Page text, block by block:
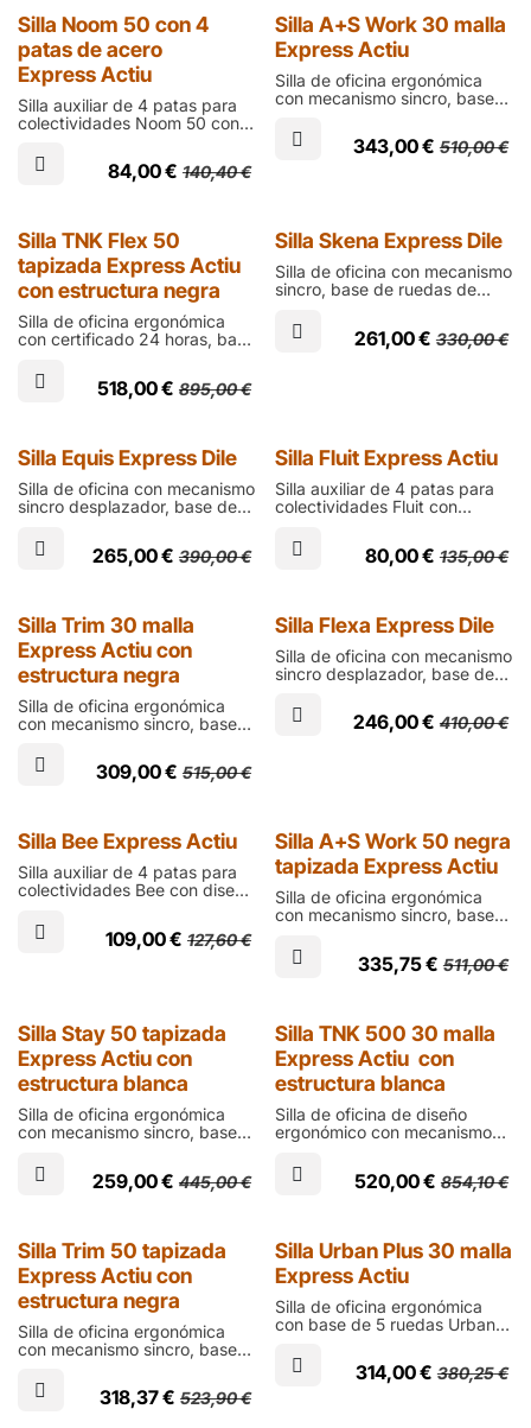
aluminizado
Express
Silla Noom 50 con 4
patas de acero
Express Actiu
Silla auxiliar de 4 patas para
colectividades Noom 50 con
polipropileno y fibra de vidrio
en 7 colores, brazos
84,00€ 140,40€
Express
Silla A+S Work 30 malla
Express Actiu
Silla de oficina ergonómica
con mecanismo sincro, base
carcasa negra, asiento de
espuma inyectada tapizado
343,00€ 510,00€
Express
Silla TNK Flex 50
tapizada Express Actiu
con estructura negra
Silla de oficina ergonómica
con certificado 24 horas, base
asiento de espuma inyectada
y respaldo con cabecero y
negra
518,00€ 895,00€
Express
Silla Skena Express Dile
Silla de oficina con mecanismo
sincro, base de ruedas de
respaldo de diseño con malla
ergonómica y asiento de
261,00€ 330,00€
Express
Silla Equis Express Dile
Silla de oficina con mecanismo
sincro desplazador, base de
negra, respaldo de diseño con
malla ergonómica y soporte
265,00€ 390,00€
Express
Silla Fluit Express Actiu
Silla auxiliar de 4 patas para
colectividades Fluit con
en polipropileno y fibra de
vidrio 100% reciclado
80,00€ 135,00€
Express
Silla Trim 30 malla
Express Actiu con
estructura negra
Silla de oficina ergonómica
con mecanismo sincro, base
carcasa negra, asiento de
espuma inyectada, brazos 2D
309,00€ 515,00€
Express
Silla Flexa Express Dile
Silla de oficina con mecanismo
sincro desplazador, base de
tapizado elevable con lumbar
regulable, asiento de espuma
246,00€ 410,00€
Express
Silla Bee Express Actiu
Silla auxiliar de 4 patas para
colectividades Bee con diseño
vidrio disponible en 6 colores
a elegir
109,00€ 127,60€
Express
Silla A+S Work 50 negra
tapizada Express Actiu
Silla de oficina ergonómica
con mecanismo sincro, base
carcasa negra, asiento de
espuma inyectada y respaldo
335,75€ 511,00€
Express
Silla Stay 50 tapizada
Express Actiu con
estructura blanca
Silla de oficina ergonómica
con mecanismo sincro, base
blanca, carcasa blanca,
asiento de espuma inyectada
259,00€ 445,00€
Express
Silla TNK 500 30 malla
Express Actiu con
estructura blanca
Silla de oficina de diseño
ergonómico con mecanismo
marco del respaldo en
aluminio blanco, asiento de
520,00€ 854,10€
Express
Silla Trim 50 tapizada
Express Actiu con
estructura negra
Silla de oficina ergonómica
con mecanismo sincro, base
carcasa negra, asiento de
espuma inyectada y respaldo
318,37€ 523,90€
Express
Silla Urban Plus 30 malla
Express Actiu
Silla de oficina ergonómica
con base de 5 ruedas Urban
asiento tapizado en negro,
respaldo de tejido técnico
314,00€ 380,25€